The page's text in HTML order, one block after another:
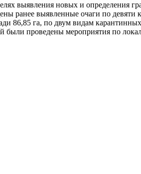
выявления новых и определения
ранее выявленные очаги по
86,85 га, по двум видам
проведены мероприятия по